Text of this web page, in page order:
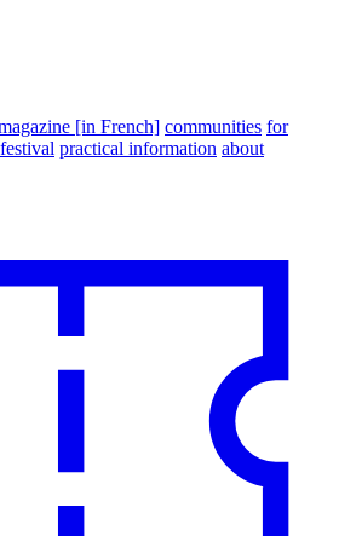
[in French] communities for
practical information about